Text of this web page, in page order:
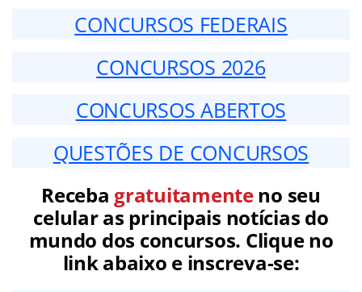
CONCURSOS FEDERAIS
CONCURSOS 2026
CONCURSOS ABERTOS
QUESTÕES DE CONCURSOS
Receba gratuitamenteno seu
celular as principais notícias do
mundo dos concursos. Clique no
link abaixo e inscreva-se: